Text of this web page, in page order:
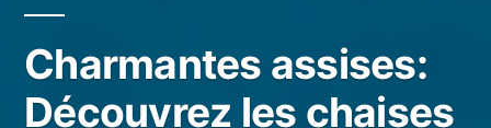
Charmantes assises:
Découvrez les chaises